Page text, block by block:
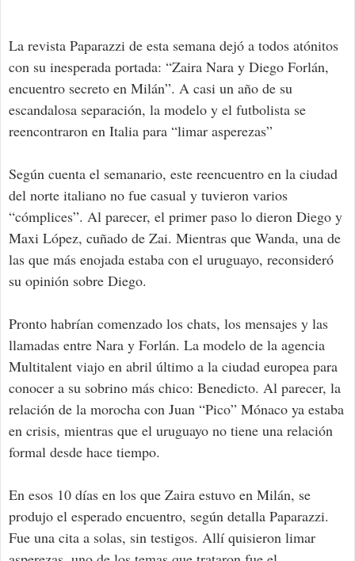
La revista Paparazzi de esta semana dejó a todos atónitos
con su inesperada portada: “Zaira Nara y Diego Forlán,
encuentro secreto en Milán”. A casi un año de su
escandalosa separación, la modelo y el futbolista se
reencontraron en Italia para “limar asperezas”
Según cuenta el semanario, este reencuentro en la ciudad
del norte italiano no fue casual y tuvieron varios
“cómplices”. Al parecer, el primer paso lo dieron Diego y
Maxi López, cuñado de Zai. Mientras que Wanda, una de
las que más enojada estaba con el uruguayo, reconsideró
su opinión sobre Diego.
Pronto habrían comenzado los chats, los mensajes y las
llamadas entre Nara y Forlán. La modelo de la agencia
Multitalent viajo en abril último a la ciudad europea para
conocer a su sobrino más chico: Benedicto. Al parecer, la
relación de la morocha con Juan “Pico” Mónaco ya estaba
en crisis, mientras que el uruguayo no tiene una relación
formal desde hace tiempo.
En esos 10 días en los que Zaira estuvo en Milán, se
produjo el esperado encuentro, según detalla Paparazzi.
Fue una cita a solas, sin testigos. Allí quisieron limar